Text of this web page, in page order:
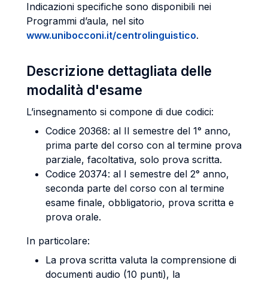
Indicazioni specifiche sono disponibili nei
Programmi d’aula, nel sito
www.unibocconi.it/centrolinguistico.
Descrizione dettagliata delle
modalità d'esame
L’insegnamento si compone di due codici:
Codice 20368: al II semestre del 1° anno,
prima parte del corso con al termine prova
parziale, facoltativa, solo prova scritta.
Codice 20374: al I semestre del 2° anno,
seconda parte del corso con al termine
esame finale, obbligatorio, prova scritta e
prova orale.
In particolare:
La prova scritta valuta la comprensione di
documenti audio (10 punti), la